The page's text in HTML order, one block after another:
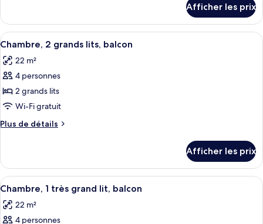
chambre :
King
Bed
1
King
Bed
Afficher les prix
Afficher
toutes
les
photos
pour
ce
type
de
Chambre,
2
grands
lits,
balcon
Chambre, 2 grands lits, balcon |
6
Chambre, 2 grands lits, balcon
22 m²
4 personnes
2 grands lits
Wi-Fi gratuit
Plus de détails
Plus
Chambre,
grands
balcon
Afficher les prix
Afficher
toutes
les
Chambre, 1 très grand lit, balcon |
7
Chambre, 1 très grand lit, balcon
22 m²
4 personnes